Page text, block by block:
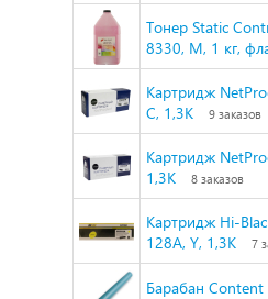
Тонер Static
8330, M, 1 кг,
Картридж
C, 1,3K
9 заказов
Картридж
1,3K
8 заказов
Картридж Hi-
128A, Y, 1,3K
7
Барабан